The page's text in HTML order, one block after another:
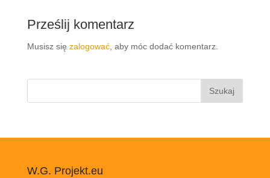
Prześlij komentarz
Musisz się zalogować, aby móc dodać komentarz.
Szukaj:
W.G. Projekt.eu